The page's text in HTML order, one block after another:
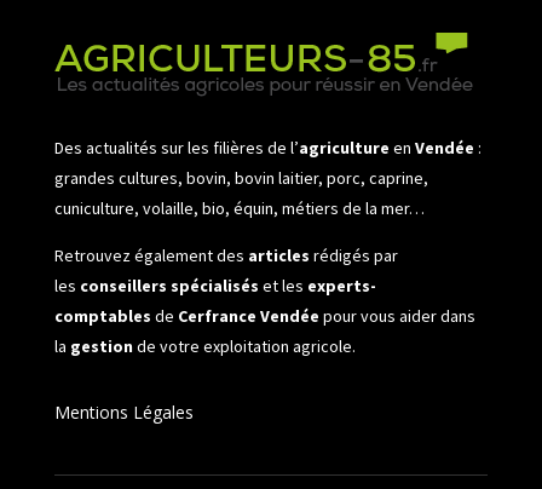
Des actualités sur les filières de l’agriculture en Vendée :
grandes cultures, bovin, bovin laitier, porc, caprine,
cuniculture, volaille, bio, équin, métiers de la mer…
Retrouvez également des articles rédigés par
les conseillers spécialisés et les experts-
comptables de Cerfrance Vendée pour vous aider dans
la gestionde votre exploitation agricole.
Mentions Légales